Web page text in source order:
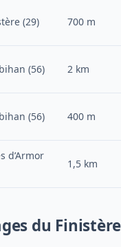
(29) 700 m
(56) 2 km
(56) 400 m
d’Armor
1,5 km
du Finistère